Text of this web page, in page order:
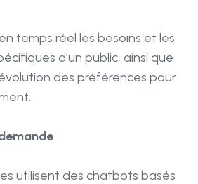
temps réel les besoins et les
d'un public, ainsi que
des préférences pour
utilisent des chatbots basés